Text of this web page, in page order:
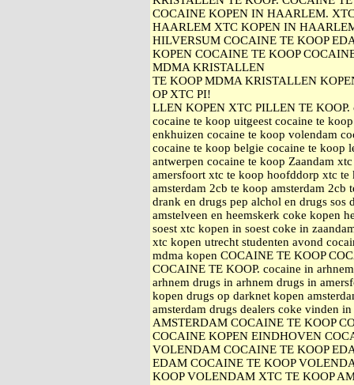
COCAINE KOPEN IN HAARLEM.
HAARLEM XTC KOPEN IN
HILVERSUM COCAINE TE KOOP
KOPEN COCAINE TE KOOP
MDMA KRISTALLEN
TE KOOP MDMA KRISTALLEN
OP XTC PI!
LLEN KOPEN XTC PILLEN TE KOOP.
cocaine te koop uitgeest cocaine te
enkhuizen cocaine te koop volendam
cocaine te koop belgie cocaine te koop
antwerpen cocaine te koop Zaandam
amersfoort xtc te koop hoofddorp xtc te
amsterdam 2cb te koop amsterdam 2cb
drank en drugs pep alchol en drugs sos
amstelveen en heemskerk coke kopen
soest xtc kopen in soest coke in
xtc kopen utrecht studenten avond
mdma kopen COCAINE TE KOOP
COCAINE TE KOOP. cocaine in
arhnem drugs in arhnem drugs in
kopen drugs op darknet kopen
amsterdam drugs dealers coke vinden
AMSTERDAM COCAINE TE KOOP
COCAINE KOPEN EINDHOVEN
VOLENDAM COCAINE TE KOOP
EDAM COCAINE TE KOOP
KOOP VOLENDAM XTC TE KOOP